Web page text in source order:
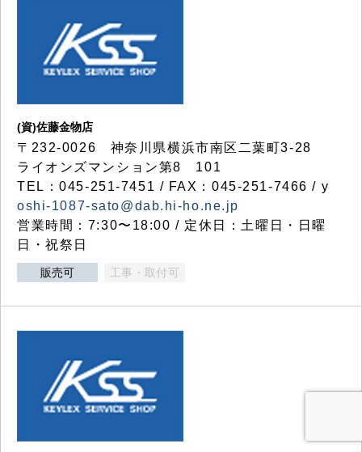
(資)佐藤金物店
〒232-0026 神奈川県横浜市南区二葉町3-28
ライオンズマンション第8 101
TEL：045-251-7451 / FAX：045-251-7466 / y
oshi-1087-sato@dab.hi-ho.ne.jp
営業時間：7:30〜18:00 / 定休日：土曜日・日曜
日・祝祭日
販売可 工事・取付可